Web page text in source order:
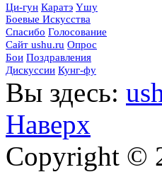
Ци-гун Каратэ Yшу
Боевые Искусства
Спасибо Голосование
Сайт ushu.ru Опрос
Бои Поздравления
Дискуссии Кунг-фу
Вы здесь:
Наверх
Copyright ©